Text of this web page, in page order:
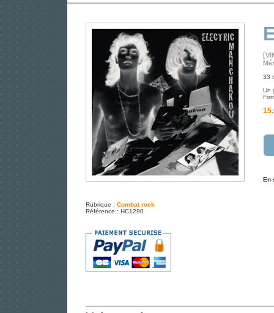
Rubrique : Combat rock
Référence : HC1290
33
Un
En